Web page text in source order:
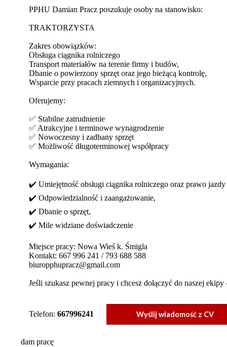
PPHU Damian Pracz poszukuje osoby na stanowisko:
TRAKTORZYSTA
Zakres obowiązków:
Obsługa ciągnika rolniczego
Transport materiałów na terenie firmy i budów,
Dbanie o powierzony sprzęt oraz jego bieżącą kontrolę,
Wsparcie przy pracach ziemnych i organizacyjnych.
Oferujemy:
✅ Stabilne zatrudnienie
✅ Atrakcyjne i terminowe wynagrodzenie
✅ Nowoczesny i zadbany sprzęt
✅ Możliwość długoterminowej współpracy
Wymagania:
✔️ Umiejętność obsługi ciągnika rolniczego oraz prawo
✔️ Odpowiedzialność i zaangażowanie,
✔️ Dbanie o sprzęt,
✔️ Mile widziane doświadczenie
Miejsce pracy: Nowa Wieś k. Śmigla
Kontakt: 667 996 241 / 793 688 588
biuropphupracz@gmail.com
Jeśli szukasz pewnej pracy i chcesz dołączyć do naszej
Telefon: 667996241 Wyślij wiadomość z CV
dam pracę